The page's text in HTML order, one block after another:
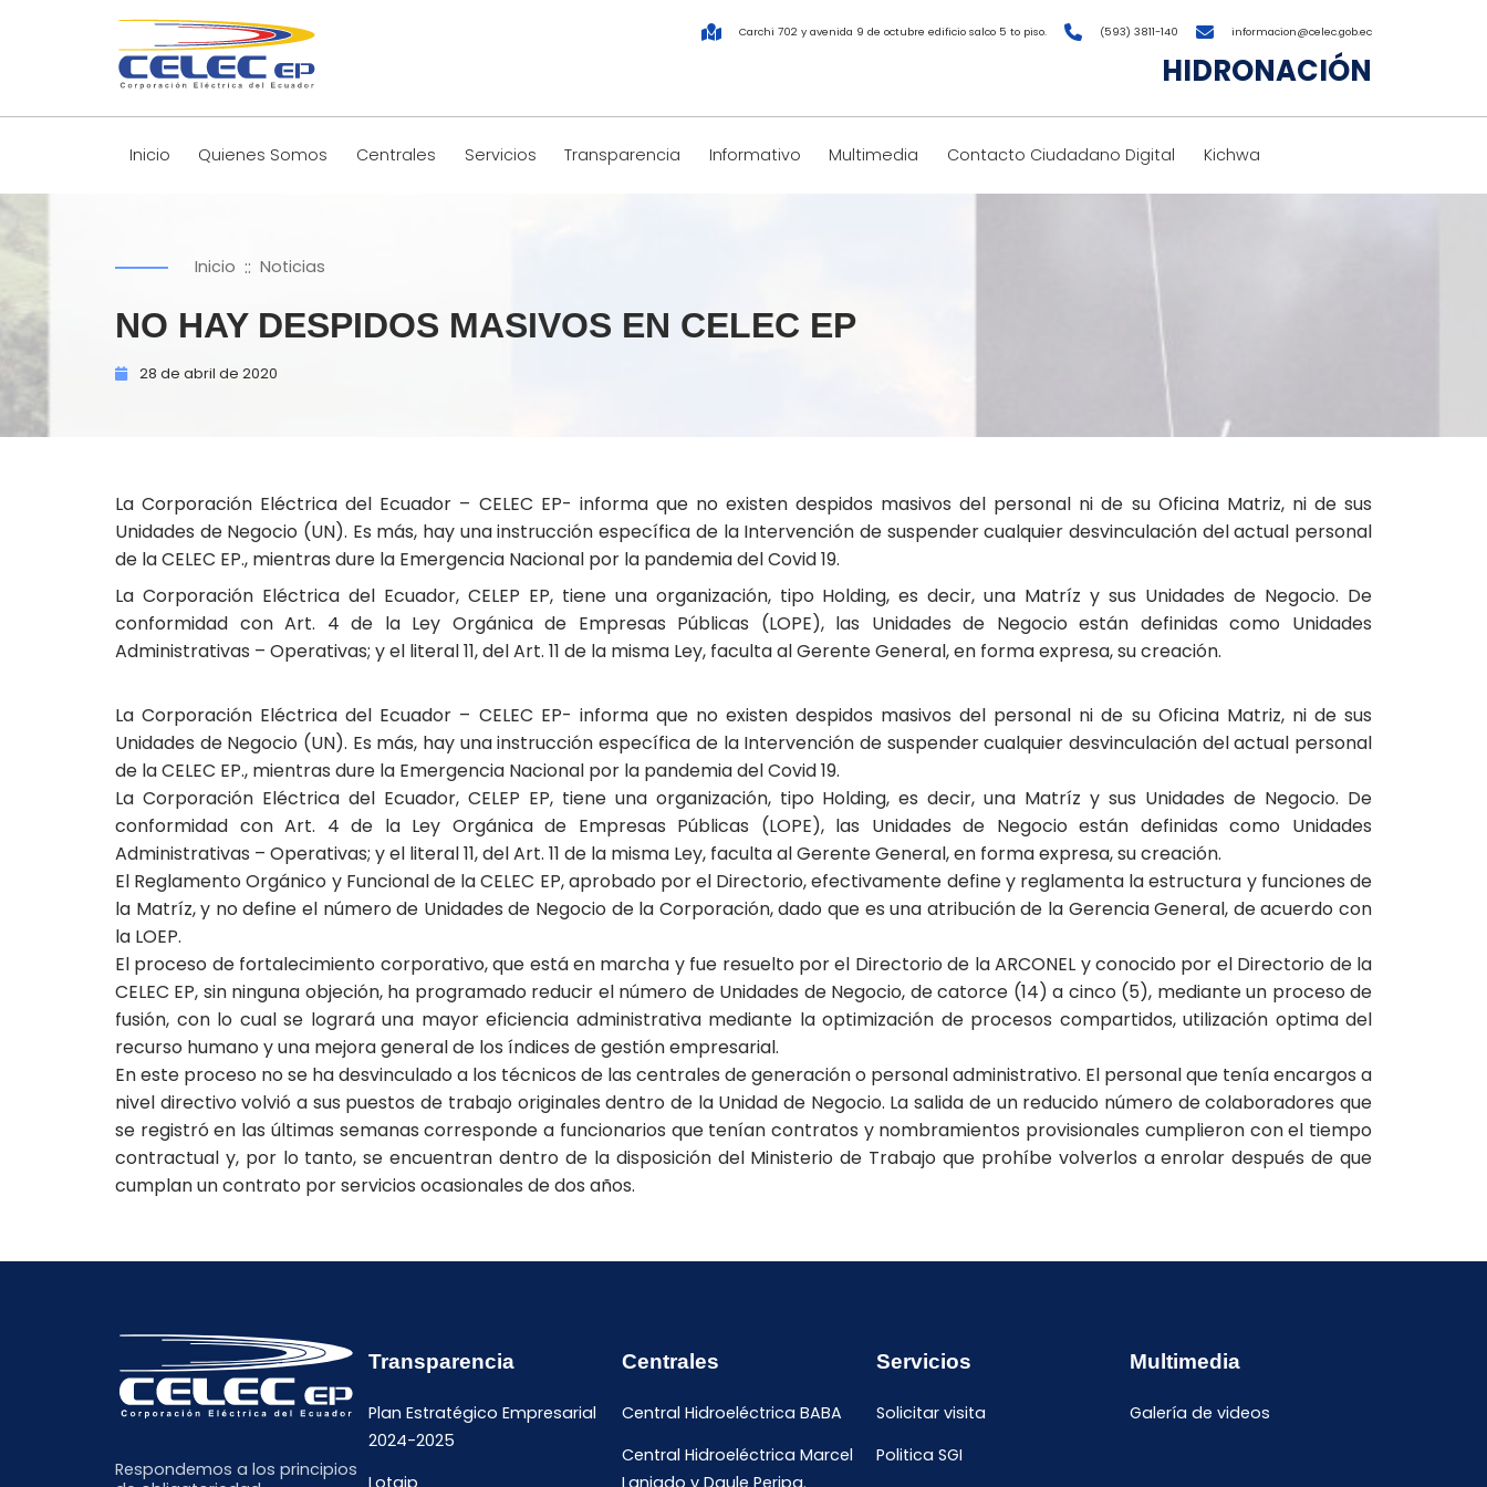
Carchi 702 y avenida 9 de octubre edificio salco 5 to piso. (593) 3811-140 informacion@celec.gob.ec
HIDRONACIÓN
Inicio Quienes Somos Centrales Servicios Transparencia Informativo Multimedia Contacto Ciudadano Digital Kichwa
Inicio :: Noticias
NO HAY DESPIDOS MASIVOS EN CELEC EP
28 de abril de 2020
La Corporación Eléctrica del Ecuador – CELEC EP- informa que no existen despidos masivos del personal ni de su Oficina Matriz, ni de sus
Unidades de Negocio (UN). Es más, hay una instrucción específica de la Intervención de suspender cualquier desvinculación del actual personal
de la CELEC EP., mientras dure la Emergencia Nacional por la pandemia del Covid 19.
La Corporación Eléctrica del Ecuador, CELEP EP, tiene una organización, tipo Holding, es decir, una Matríz y sus Unidades de Negocio. De
conformidad con Art. 4 de la Ley Orgánica de Empresas Públicas (LOPE), las Unidades de Negocio están definidas como Unidades
Administrativas – Operativas; y el literal 11, del Art. 11 de la misma Ley, faculta al Gerente General, en forma expresa, su creación.
La Corporación Eléctrica del Ecuador – CELEC EP- informa que no existen despidos masivos del personal ni de su Oficina Matriz, ni de sus
Unidades de Negocio (UN). Es más, hay una instrucción específica de la Intervención de suspender cualquier desvinculación del actual personal
de la CELEC EP., mientras dure la Emergencia Nacional por la pandemia del Covid 19.
La Corporación Eléctrica del Ecuador, CELEP EP, tiene una organización, tipo Holding, es decir, una Matríz y sus Unidades de Negocio. De
conformidad con Art. 4 de la Ley Orgánica de Empresas Públicas (LOPE), las Unidades de Negocio están definidas como Unidades
Administrativas – Operativas; y el literal 11, del Art. 11 de la misma Ley, faculta al Gerente General, en forma expresa, su creación.
El Reglamento Orgánico y Funcional de la CELEC EP, aprobado por el Directorio, efectivamente define y reglamenta la estructura y funciones de
la Matríz, y no define el número de Unidades de Negocio de la Corporación, dado que es una atribución de la Gerencia General, de acuerdo con
la LOEP.
El proceso de fortalecimiento corporativo, que está en marcha y fue resuelto por el Directorio de la ARCONEL y conocido por el Directorio de la
CELEC EP, sin ninguna objeción, ha programado reducir el número de Unidades de Negocio, de catorce (14) a cinco (5), mediante un proceso de
fusión, con lo cual se logrará una mayor eficiencia administrativa mediante la optimización de procesos compartidos, utilización optima del
recurso humano y una mejora general de los índices de gestión empresarial.
En este proceso no se ha desvinculado a los técnicos de las centrales de generación o personal administrativo. El personal que tenía encargos a
nivel directivo volvió a sus puestos de trabajo originales dentro de la Unidad de Negocio. La salida de un reducido número de colaboradores que
se registró en las últimas semanas corresponde a funcionarios que tenían contratos y nombramientos provisionales cumplieron con el tiempo
contractual y, por lo tanto, se encuentran dentro de la disposición del Ministerio de Trabajo que prohíbe volverlos a enrolar después de que
cumplan un contrato por servicios ocasionales de dos años.
Respondemos a los principios
Transparencia
Plan Estratégico Empresarial
2024-2025
Centrales
Central Hidroeléctrica BABA
Central Hidroeléctrica Marcel
Servicios
Solicitar visita
Politica SGI
Multimedia
Galería de videos